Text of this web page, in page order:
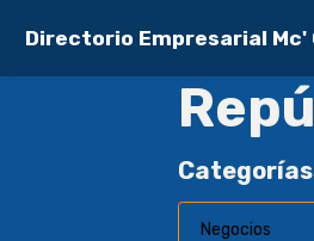
Directorio Empresarial Mc'
Categorías
Negocios